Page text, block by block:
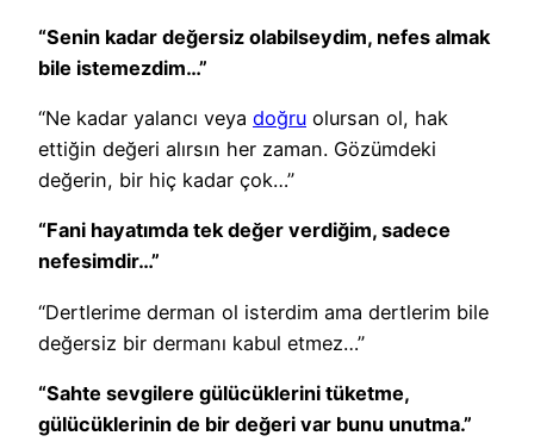
“Senin kadar değersiz olabilseydim, nefes almak
bile istemezdim…”
“Ne kadar yalancı veya doğru olursan ol, hak
ettiğin değeri alırsın her zaman. Gözümdeki
değerin, bir hiç kadar çok…”
“Fani hayatımda tek değer verdiğim, sadece
nefesimdir…”
“Dertlerime derman ol isterdim ama dertlerim bile
değersiz bir dermanı kabul etmez…”
“Sahte sevgilere gülücüklerini tüketme,
gülücüklerinin de bir değeri var bunu unutma.”